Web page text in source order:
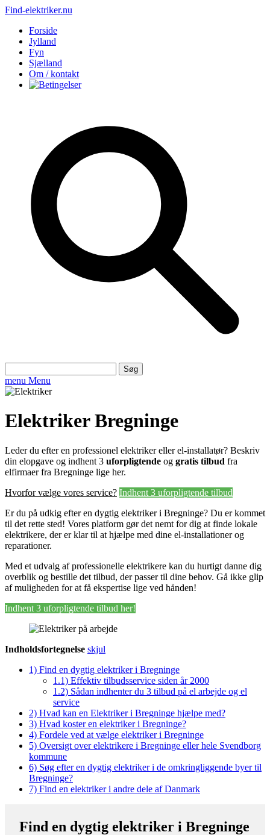
Find-elektriker.nu
Forside
Jylland
Fyn
Sjælland
Om / kontakt
efter:
menu Menu
Elektriker Bregninge
Leder du efter en professionel elektriker eller el-installatør? Beskriv
din elopgave og indhent 3 uforpligtende og gratis tilbud fra
elfirmaer fra Bregninge lige her.
Hvorfor vælge vores service? Indhent 3 uforpligtende tilbud
Er du på udkig efter en dygtig elektriker i Bregninge? Du er kommet
til det rette sted! Vores platform gør det nemt for dig at finde lokale
elektrikere, der er klar til at hjælpe med dine el-installationer og
reparationer.
Med et udvalg af professionelle elektrikere kan du hurtigt danne dig
overblik og bestille det tilbud, der passer til dine behov. Gå ikke glip
af muligheden for at få ekspertise lige ved hånden!
Indhent 3 uforpligtende tilbud her!
Indholdsfortegnelse skjul
1) Find en dygtig elektriker i Bregninge
1.1) Effektiv tilbudsservice siden år 2000
1.2) Sådan indhenter du 3 tilbud på el arbejde og el
service
2) Hvad kan en Elektriker i Bregninge hjælpe med?
3) Hvad koster en elektriker i Bregninge?
4) Fordele ved at vælge elektriker i Bregninge
5) Oversigt over elektrikere i Bregninge eller hele Svendborg
kommune
6) Søg efter en dygtig elektriker i de omkringliggende byer til
Bregninge?
7) Find en elektriker i andre dele af Danmark
Find en dygtig elektriker i Bregninge